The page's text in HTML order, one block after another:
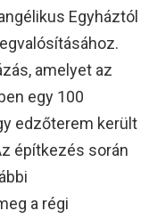
Egyháztól
amelyet az
egy 100
edzőterem került
építkezés során
a régi